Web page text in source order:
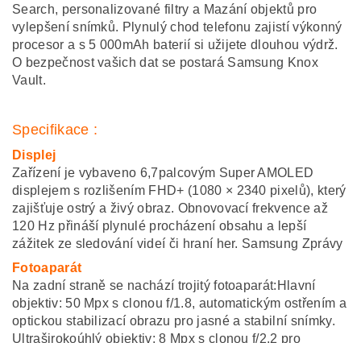
Search, personalizované filtry a Mazání objektů pro
vylepšení snímků. Plynulý chod telefonu zajistí výkonný
procesor a s 5 000mAh baterií si užijete dlouhou výdrž.
O bezpečnost vašich dat se postará Samsung Knox
Vault.
Specifikace :
Displej
Zařízení je vybaveno 6,7palcovým Super AMOLED
displejem s rozlišením FHD+ (1080 × 2340 pixelů), který
zajišťuje ostrý a živý obraz. Obnovovací frekvence až
120 Hz přináší plynulé procházení obsahu a lepší
zážitek ze sledování videí či hraní her. ​Samsung Zprávy
Fotoaparát
Na zadní straně se nachází trojitý fotoaparát:​Hlavní
objektiv: 50 Mpx s clonou f/1.8, automatickým ostřením a
optickou stabilizací obrazu pro jasné a stabilní snímky.​
Ultraširokoúhlý objektiv: 8 Mpx s clonou f/2.2 pro